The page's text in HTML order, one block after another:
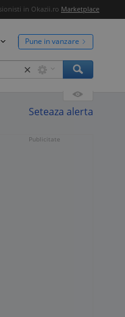
in Okazii.ro Marketplace
Pune in vanzare
×
Seteaza alerta
Publicitate